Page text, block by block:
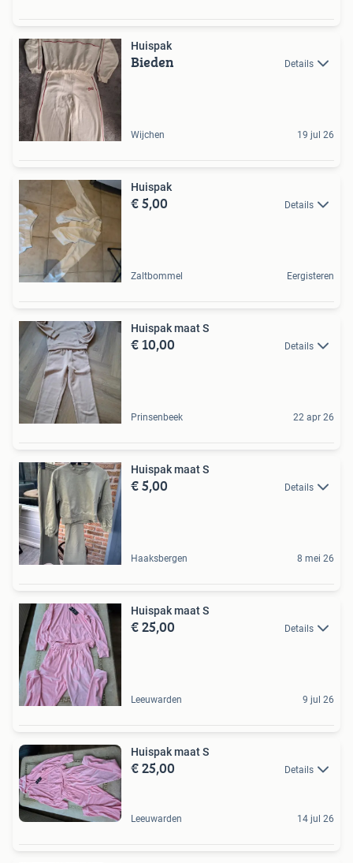
Huispak
Bieden Details
Wijchen 19 jul 26
Huispak
€ 5,00 Details
Zaltbommel Eergisteren
Huispak maat S
€ 10,00 Details
Prinsenbeek 22 apr 26
Huispak maat S
€ 5,00 Details
Haaksbergen 8 mei 26
Huispak maat S
€ 25,00 Details
Leeuwarden 9 jul 26
Huispak maat S
€ 25,00 Details
Leeuwarden 14 jul 26